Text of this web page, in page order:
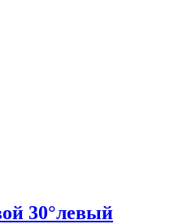
30°левый